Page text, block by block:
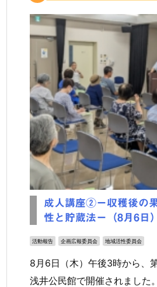
成人講座②ー収穫後の
性と貯蔵法ー（8月6日）
活動報告 企画広報委員会 地域活性委員会
8月6日（木）午後3時から、
浅井公民館で開催されました